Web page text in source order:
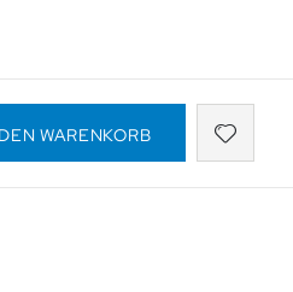
WARENKORB